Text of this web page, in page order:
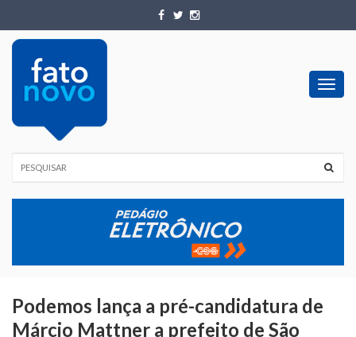
Podemos lança a pré-candidatura de
Márcio Mattner a prefeito de São